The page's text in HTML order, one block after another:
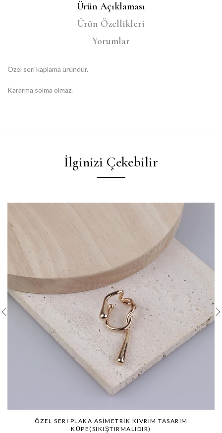
Ürün Açıklaması
Ürün Özellikleri
Yorumlar
Özel seri kaplama üründür.
Kararma solma olmaz.
İlginizi Çekebilir
ÖZEL SERI PLAKA ASIMETRIK KIVRIM TASARIM
KÜPE(SIKIŞTIRMALIDIR)